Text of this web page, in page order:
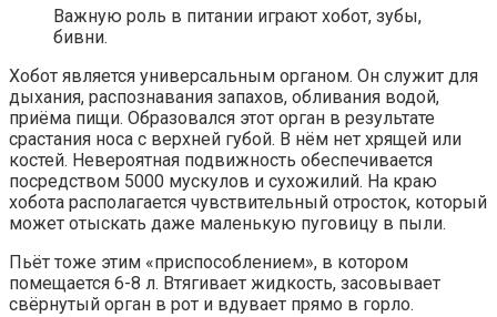
Важную роль в питании играют хобот, зубы,
бивни.
Хобот является универсальным органом. Он служит для
дыхания, распознавания запахов, обливания водой,
приёма пищи. Образовался этот орган в результате
срастания носа с верхней губой. В нём нет хрящей или
костей. Невероятная подвижность обеспечивается
посредством 5000 мускулов и сухожилий. На краю
хобота располагается чувствительный отросток, который
может отыскать даже маленькую пуговицу в пыли.
Пьёт тоже этим «приспособлением», в котором
помещается 6-8 л. Втягивает жидкость, засовывает
свёрнутый орган в рот и вдувает прямо в горло.